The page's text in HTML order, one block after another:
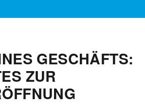
GESCHÄFTS:
ZUR